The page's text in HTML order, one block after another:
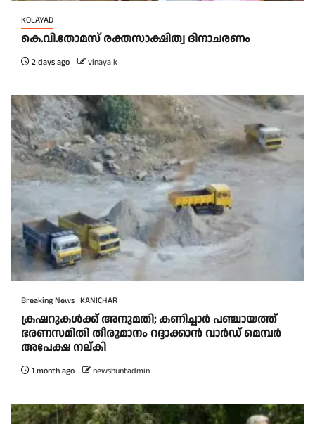
KOLAYAD
കെ.വി.തോമസ് രക്തസാക്ഷിത്വ ദിനാചരണം
2 days ago vinaya k
Breaking News KANICHAR
ക്രഷറുകൾക്ക് അനുമതി; കണിച്ചാർ പഞ്ചായത്ത്
ഭരണസമിതി തീരുമാനം റദ്ദാക്കാൻ വാർഡ് മെമ്പർ
അപേക്ഷ നല്കി
1 month ago newshuntadmin